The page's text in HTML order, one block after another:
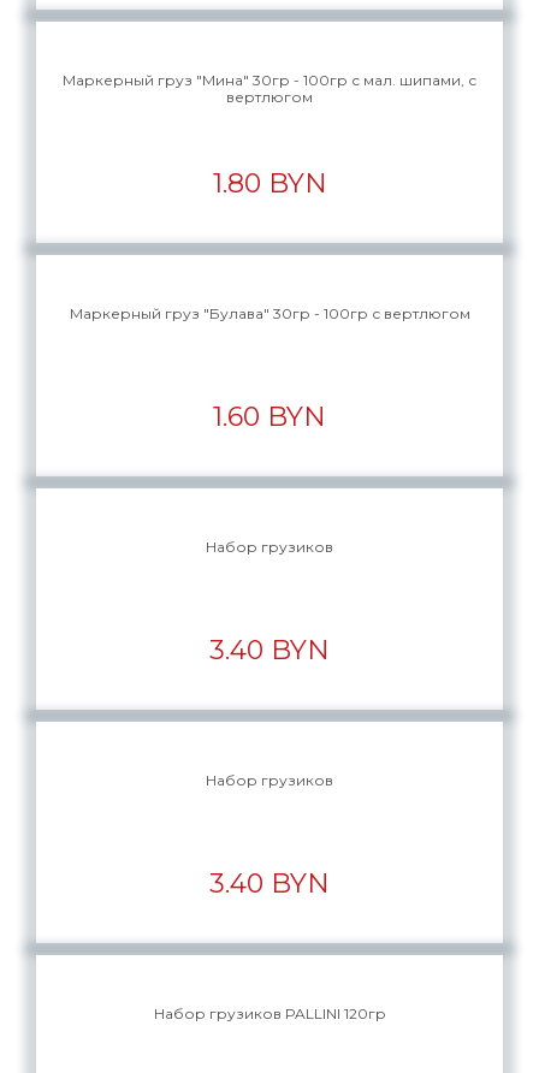
Маркерный груз "Мина" 30гр - 100гр с мал. шипами, с
вертлюгом
1.80 BYN
Маркерный груз "Булава" 30гр - 100гр с вертлюгом
1.60 BYN
Набор грузиков
3.40 BYN
Набор грузиков
3.40 BYN
Набор грузиков PALLINI 120гр